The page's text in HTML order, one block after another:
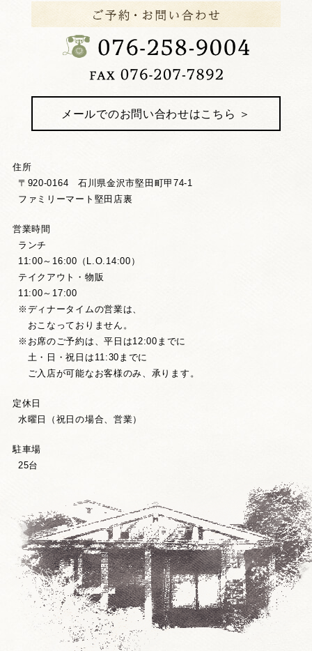
メールでのお問い合わせはこちら ＞
住所
〒920-0164 石川県金沢市堅田町甲74-1
ファミリーマート堅田店裏
営業時間
ランチ
11:00～16:00（L.O.14:00）
テイクアウト・物販
11:00～17:00
※ディナータイムの営業は、
おこなっておりません。
※お席のご予約は、平日は12:00までに
土・日・祝日は11:30までに
ご入店が可能なお客様のみ、承ります。
定休日
水曜日（祝日の場合、営業）
駐車場
25台